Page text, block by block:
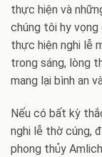
thực hiện và
chúng tôi hy
thực hiện nghi lễ
trong sáng, lòng
mang lại bình an
Nếu có bất kỳ
nghi lễ thờ cúng,
phong thủy